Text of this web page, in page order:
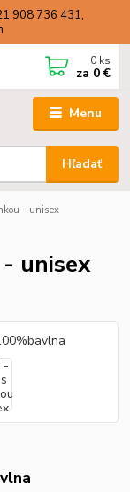
908 736 431,
Menu
Hľadať
0 ks
za 0 €
- unisex
unisex